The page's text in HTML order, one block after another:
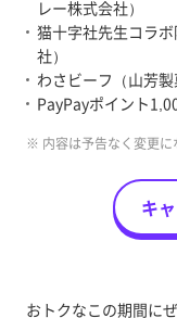
レー株式会社）
猫十字社先生コラ
社）
わさビーフ（山芳製
PayPayポイント
※ 内容は予告なく変更に
キ
おトクなこの期間に